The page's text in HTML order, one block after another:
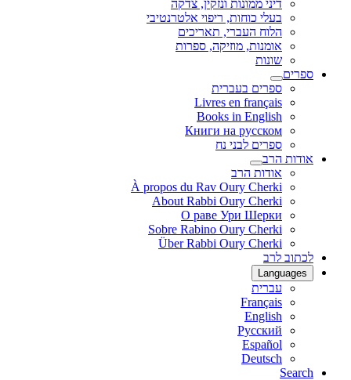
דיני ממונות ונזקין, צדקה
בעלי כוחות, ריפוי אלטרנטיבי
הלוח העברי, תאריכים
אומנות, מוזיקה, ספרות
שונות
ספרים
ספרים בעברית
Livres en français
Books in English
Книги на русском
ספרים לבני נח
אודות הרב
אודות הרב
À propos du Rav Oury Cherki
About Rabbi Oury Cherki
О раве Ури Шерки
Sobre Rabino Oury Cherki
Über Rabbi Oury Cherki
לכתוב לרב
Languages
עברית
Français
English
Русский
Español
Deutsch
Search